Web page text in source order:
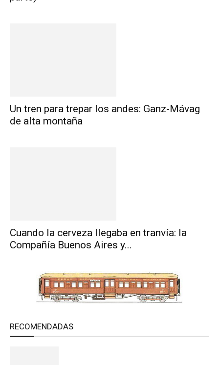
Un tren para trepar los andes: Ganz-Mávag
de alta montaña
Cuando la cerveza llegaba en tranvía: la
Compañía Buenos Aires y...
RECOMENDADAS